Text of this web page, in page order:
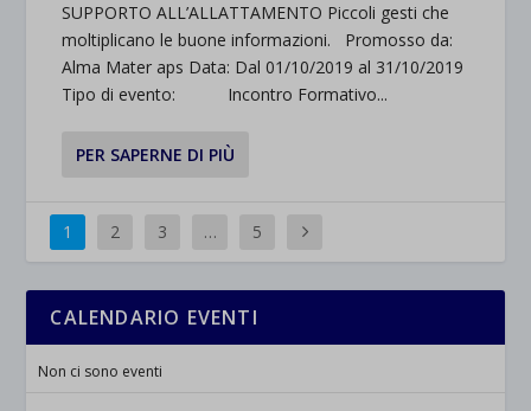
SUPPORTO ALL’ALLATTAMENTO Piccoli gesti che
moltiplicano le buone informazioni. Promosso da:
Alma Mater aps Data: Dal 01/10/2019 al 31/10/2019
Tipo di evento: Incontro Formativo...
PER SAPERNE DI PIÙ
1 2 3 … 5
CALENDARIO EVENTI
Non ci sono eventi